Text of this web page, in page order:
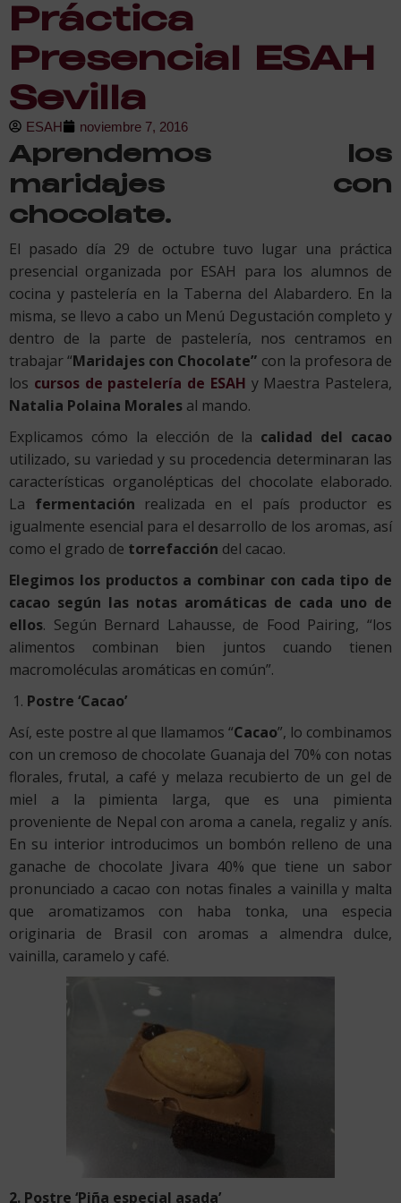
Práctica
Presencial ESAH
Sevilla
ESAH noviembre 7, 2016
Aprendemos los
maridajes con
chocolate.
El pasado día 29 de octubre tuvo lugar una práctica
presencial organizada por ESAH para los alumnos de
cocina y pastelería en la Taberna del Alabardero. En la
misma, se llevo a cabo un Menú Degustación completo y
dentro de la parte de pastelería, nos centramos en
trabajar “Maridajes con Chocolate” con la profesora de
los cursos de pastelería de ESAH y Maestra Pastelera,
Natalia Polaina Morales al mando.
Explicamos cómo la elección de la calidad del cacao
utilizado, su variedad y su procedencia determinaran las
características organolépticas del chocolate elaborado.
La fermentación realizada en el país productor es
igualmente esencial para el desarrollo de los aromas, así
como el grado de torrefacción del cacao.
Elegimos los productos a combinar con cada tipo de
cacao según las notas aromáticas de cada uno de
ellos. Según Bernard Lahausse, de Food Pairing, “los
alimentos combinan bien juntos cuando tienen
macromoléculas aromáticas en común”.
Postre ‘Cacao’
Así, este postre al que llamamos “Cacao”, lo combinamos
con un cremoso de chocolate Guanaja del 70% con notas
florales, frutal, a café y melaza recubierto de un gel de
miel a la pimienta larga, que es una pimienta
proveniente de Nepal con aroma a canela, regaliz y anís.
En su interior introducimos un bombón relleno de una
ganache de chocolate Jivara 40% que tiene un sabor
pronunciado a cacao con notas finales a vainilla y malta
que aromatizamos con haba tonka, una especia
originaria de Brasil con aromas a almendra dulce,
vainilla, caramelo y café.
2. Postre ‘Piña especial asada’